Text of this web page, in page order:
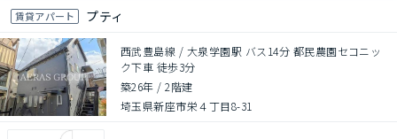
賃貸アパート プティ
西武豊島線 / 大泉学園駅 バス14分 都民農園セコニッ
ク下車 徒歩3分
築26年 /2階建
埼玉県新座市栄４丁目8-31